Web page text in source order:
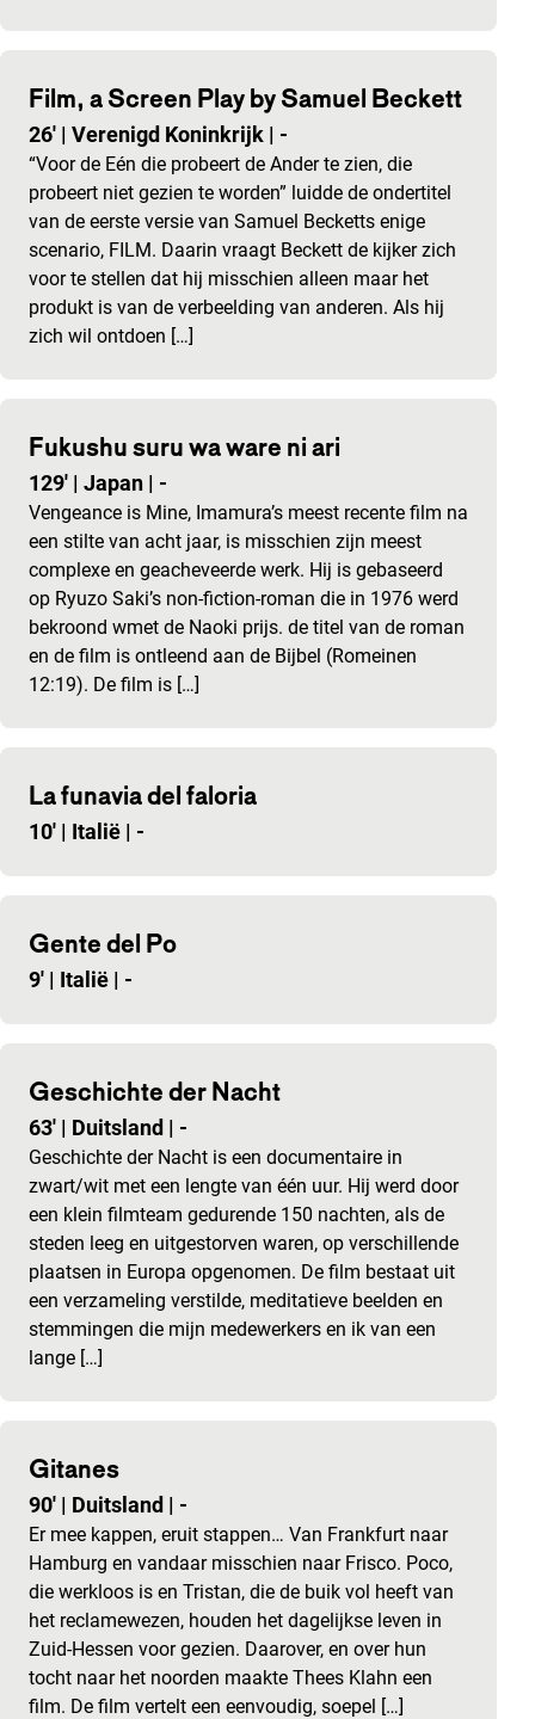
Film, a Screen Play by Samuel Beckett
26' | Verenigd Koninkrijk | -
“Voor de Eén die probeert de Ander te zien, die
probeert niet gezien te worden” luidde de ondertitel
van de eerste versie van Samuel Becketts enige
scenario, FILM. Daarin vraagt Beckett de kijker zich
voor te stellen dat hij misschien alleen maar het
produkt is van de verbeelding van anderen. Als hij
zich wil ontdoen […]
Fukushu suru wa ware ni ari
129' | Japan | -
Vengeance is Mine, Imamura’s meest recente film na
een stilte van acht jaar, is misschien zijn meest
complexe en geacheveerde werk. Hij is gebaseerd
op Ryuzo Saki’s non-fiction-roman die in 1976 werd
bekroond wmet de Naoki prijs. de titel van de roman
en de film is ontleend aan de Bijbel (Romeinen
12:19). De film is […]
La funavia del faloria
10' | Italië | -
Gente del Po
9' | Italië | -
Geschichte der Nacht
63' | Duitsland | -
Geschichte der Nacht is een documentaire in
zwart/wit met een lengte van één uur. Hij werd door
een klein filmteam gedurende 150 nachten, als de
steden leeg en uitgestorven waren, op verschillende
plaatsen in Europa opgenomen. De film bestaat uit
een verzameling verstilde, meditatieve beelden en
stemmingen die mijn medewerkers en ik van een
lange […]
Gitanes
90' | Duitsland | -
Er mee kappen, eruit stappen… Van Frankfurt naar
Hamburg en vandaar misschien naar Frisco. Poco,
die werkloos is en Tristan, die de buik vol heeft van
het reclamewezen, houden het dagelijkse leven in
Zuid-Hessen voor gezien. Daarover, en over hun
tocht naar het noorden maakte Thees Klahn een
film. De film vertelt een eenvoudig, soepel […]